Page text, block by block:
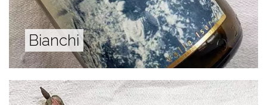
Bianchi